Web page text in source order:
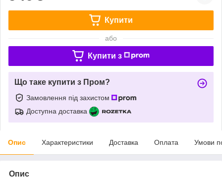
Купити
або
Купити з
Що таке купити з Пром?
Замовлення під захистом
Доступна доставка
Опис Характеристики Доставка Оплата Умови
Опис